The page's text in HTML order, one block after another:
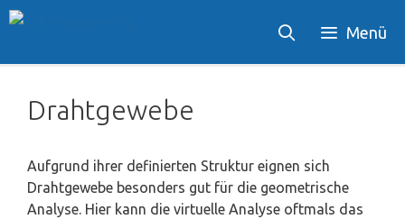
Zum
Menü
Drahtgewebe
Aufgrund ihrer definierten Struktur eignen sich
Drahtgewebe besonders gut für die geometrische
Analyse. Hier kann die virtuelle Analyse oftmals das